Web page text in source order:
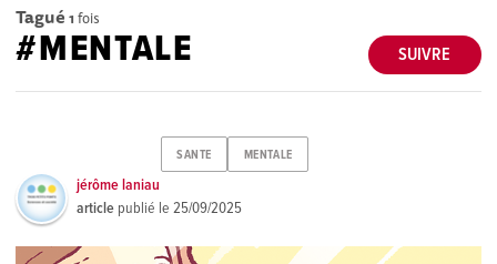
Tagué 1 fois
SUIVRE
#MENTALE
SANTE MENTALE
jérôme laniau
article publié le25/09/2025